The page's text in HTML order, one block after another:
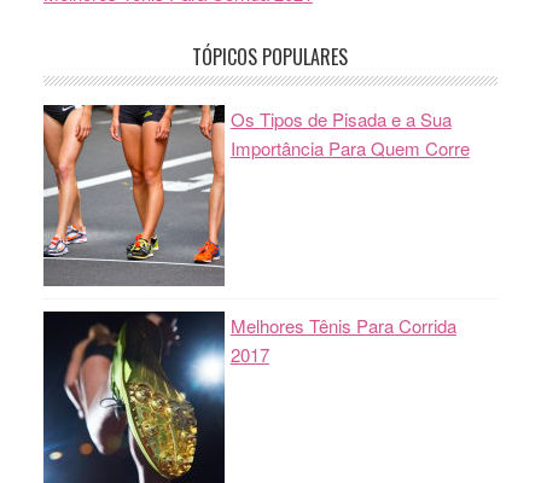
TÓPICOS POPULARES
Os Tipos de Pisada e a Sua
Importância Para Quem Corre
Melhores Tênis Para Corrida
2017